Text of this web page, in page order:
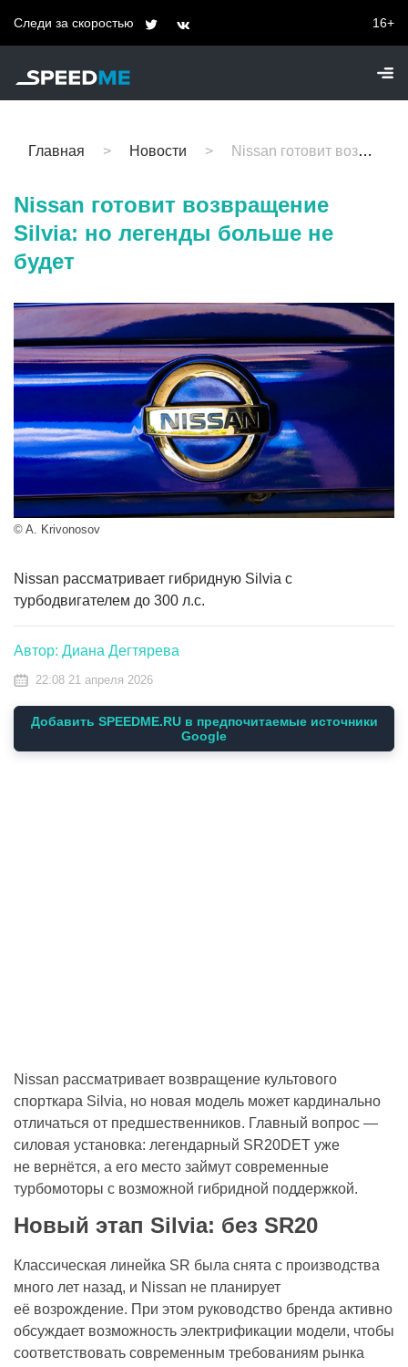
Следи за скоростью 16+
Главная Новости Nissan готовит возвращение Silvia: но легенды больше не будет
Nissan готовит возвращение
Silvia: но легенды больше не
будет
© A. Krivonosov
Nissan рассматривает гибридную Silvia с
турбодвигателем до 300 л.с.
Автор: Диана Дегтярева
22:08 21 апреля 2026
Добавить SPEEDME.RU в предпочитаемые источники
Google
Nissan рассматривает возвращение культового
спорткара Silvia, но новая модель может кардинально
отличаться от предшественников. Главный вопрос —
силовая установка: легендарный SR20DET уже
не вернётся, а его место займут современные
турбомоторы с возможной гибридной поддержкой.
Новый этап Silvia: без SR20
Классическая линейка SR была снята с производства
много лет назад, и Nissan не планирует
её возрождение. При этом руководство бренда активно
обсуждает возможность электрификации модели, чтобы
соответствовать современным требованиям рынка